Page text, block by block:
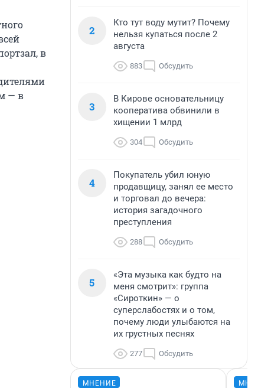
в
— в
2
Кто тут воду мутит? Почему
нельзя купаться после 2
августа
883 Обсудить
3
В Кирове основательницу
кооператива обвинили в
хищении 1 млрд
304 Обсудить
4
Покупатель убил юную
продавщицу, занял ее место
и торговал до вечера:
история загадочного
преступления
288 Обсудить
5
«Эта музыка как будто на
меня смотрит»: группа
«Сироткин» — о
суперслабостях и о том,
почему люди улыбаются на
их грустных песнях
277 Обсудить
МНЕНИЕ